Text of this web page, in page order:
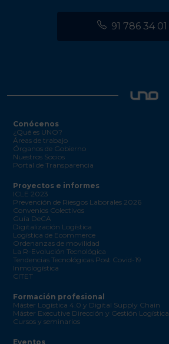
91 786 34 01
Conócenos
¿Qué es UNO?
Áreas de trabajo
Órganos de Gobierno
Nuestros Socios
Portal de Transparencia
Proyectos e informes
ICLE 2023
Prevención de Riesgos Laborales 2026
Convenios Colectivos
Guía DeCA
Digitalización Logística
Logística de Ecommerce
Ordenanzas de movilidad
La R-Evolución Tecnológica
Tendencias Tecnológicas Post Covid-19
Inmologística
CITET
Formación profesional
Máster Logística 4.0 y Digital Supply Chain
Máster Executive Dirección y Gestión Logística
Cursos y seminarios
Eventos